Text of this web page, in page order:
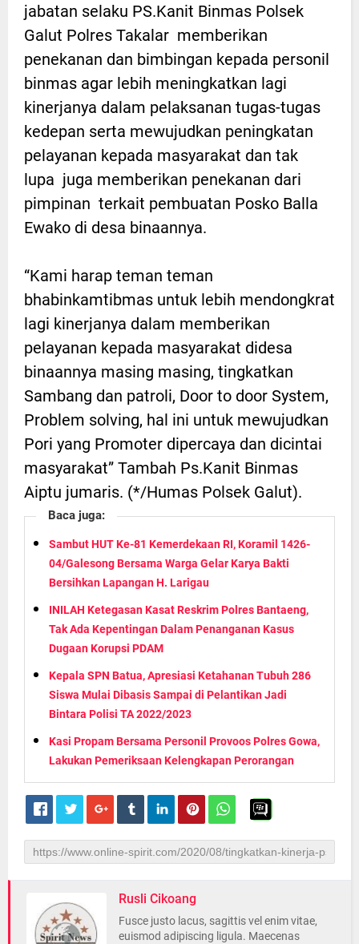
jabatan selaku PS.Kanit Binmas Polsek
Galut Polres Takalar memberikan
penekanan dan bimbingan kepada personil
binmas agar lebih meningkatkan lagi
kinerjanya dalam pelaksanan tugas-tugas
kedepan serta mewujudkan peningkatan
pelayanan kepada masyarakat dan tak
lupa juga memberikan penekanan dari
pimpinan terkait pembuatan Posko Balla
Ewako di desa binaannya.
“Kami harap teman teman
bhabinkamtibmas untuk lebih mendongkrat
lagi kinerjanya dalam memberikan
pelayanan kepada masyarakat didesa
binaannya masing masing, tingkatkan
Sambang dan patroli, Door to door System,
Problem solving, hal ini untuk mewujudkan
Pori yang Promoter dipercaya dan dicintai
masyarakat” Tambah Ps.Kanit Binmas
Aiptu jumaris. (*/Humas Polsek Galut).
Baca juga:
Sambut HUT Ke-81 Kemerdekaan RI, Koramil 1426-
04/Galesong Bersama Warga Gelar Karya Bakti
Bersihkan Lapangan H. Larigau
INILAH Ketegasan Kasat Reskrim Polres Bantaeng,
Tak Ada Kepentingan Dalam Penanganan Kasus
Dugaan Korupsi PDAM
Kepala SPN Batua, Apresiasi Ketahanan Tubuh 286
Siswa Mulai Dibasis Sampai di Pelantikan Jadi
Bintara Polisi TA 2022/2023
Kasi Propam Bersama Personil Provoos Polres Gowa,
Lakukan Pemeriksaan Kelengkapan Perorangan
Rusli Cikoang
Fusce justo lacus, sagittis vel enim vitae,
euismod adipiscing ligula. Maecenas